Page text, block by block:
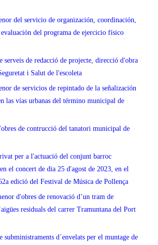
del servicio de organización, coordinación,
del programa de ejercicio físico
serveis de redacció de projecte, direcció d'obra
i Salut de l'escoleta
de servicios de repintado de la señalización
las vías urbanas del término municipal de
de contrucció del tanatori municipal de
per a l'actuació del conjunt barroc
el concert de dia 25 d'agost de 2023, en el
edició del Festival de Música de Pollença
d'obres de renovació d’un tram de
residuals del carrer Tramuntana del Port
subministraments d´envelats per el muntage de